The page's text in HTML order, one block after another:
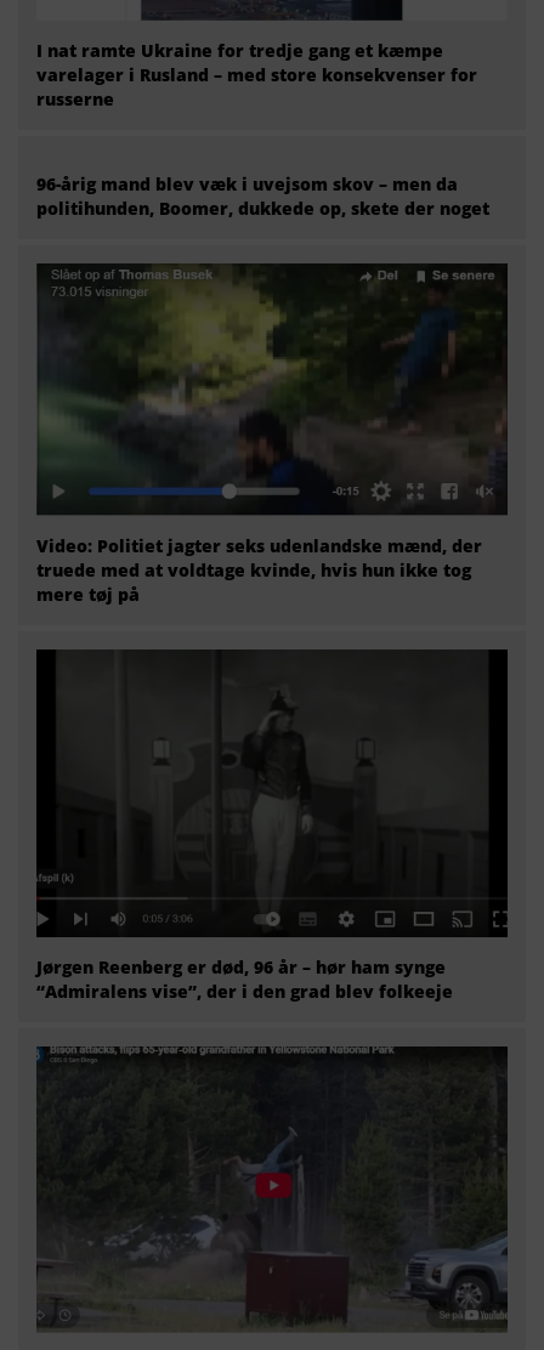
I nat ramte Ukraine for tredje gang et kæmpe
varelager i Rusland – med store konsekvenser for
russerne
96-årig mand blev væk i uvejsom skov – men da
politihunden, Boomer, dukkede op, skete der noget
Video: Politiet jagter seks udenlandske mænd, der
truede med at voldtage kvinde, hvis hun ikke tog
mere tøj på
Jørgen Reenberg er død, 96 år – hør ham synge
“Admiralens vise”, der i den grad blev folkeeje